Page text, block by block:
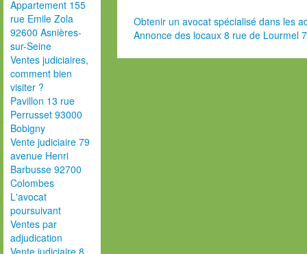
Appartement 155
rue Emile Zola
92600 Asnières-
sur-Seine
Ventes judiciaires,
comment bien
visiter ?
Pavillon 13 rue
Perrusset 93000
Bobigny
Vente judiciaire 79
avenue Henri
Barbusse 92700
Colombes
L'avocat
poursuivant
Ventes par
adjudication
Vente judiciaire 8
Obtenir un avocat spécialisé dans les
Annonce des locaux 8 rue de Lourmel